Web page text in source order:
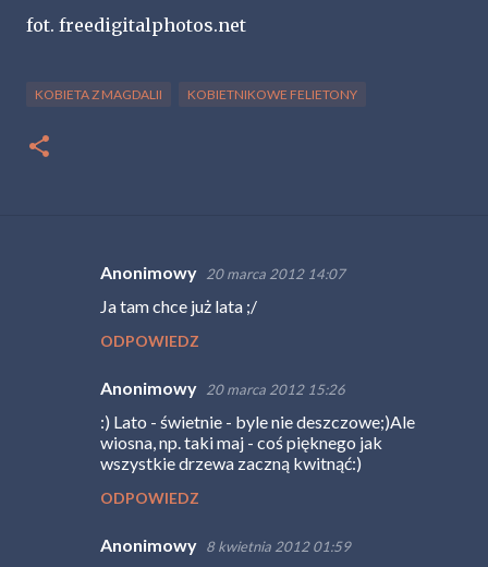
fot. freedigitalphotos.net
KOBIETA Z MAGDALII KOBIETNIKOWE FELIETONY
Anonimowy 20 marca 2012 14:07
Ja tam chce już lata ;/
ODPOWIEDZ
Anonimowy 20 marca 2012 15:26
:) Lato - świetnie - byle nie deszczowe;)Ale
wiosna, np. taki maj - coś pięknego jak
wszystkie drzewa zaczną kwitnąć:)
ODPOWIEDZ
Anonimowy 8 kwietnia 2012 01:59